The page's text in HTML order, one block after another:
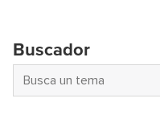
Buscador